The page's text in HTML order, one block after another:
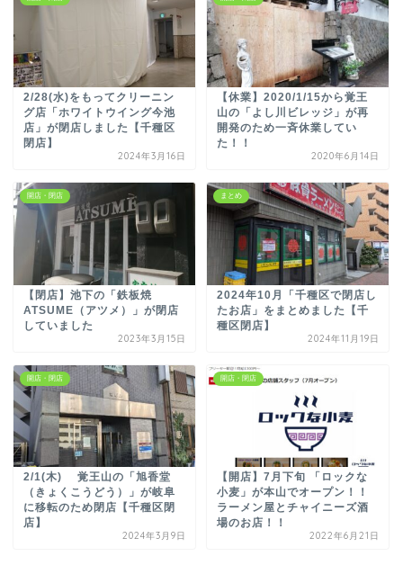
2/28(水)をもってクリーニン
グ店「ホワイトウイング今池
店」が閉店しました【千種区
閉店】
2024年3月16日
【休業】2020/1/15から覚王
山の「よし川ビレッジ」が再
開発のため一斉休業してい
た！！
2020年6月14日
開店・閉店
【閉店】池下の「鉄板焼
ATSUME（アツメ）」が閉店
していました
2023年3月15日
まとめ
2024年10月「千種区で閉店し
たお店」をまとめました【千
種区閉店】
2024年11月19日
開店・閉店
2/1(木) 覚王山の「旭香堂
（きょくこうどう）」が岐阜
に移転のため閉店【千種区閉
店】
2024年3月9日
開店・閉店
【開店】7月下旬 「ロックな
小麦」が本山でオープン！！
ラーメン屋とチャイニーズ酒
場のお店！！
2022年6月21日